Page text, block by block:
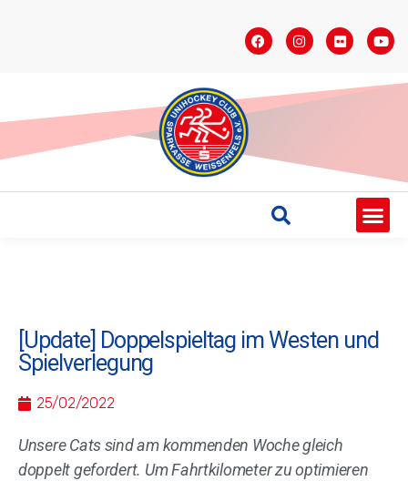
[Update] Doppelspieltag im Westen und
Spielverlegung
25/02/2022
Unsere Cats sind am kommenden Woche gleich
doppelt gefordert. Um Fahrtkilometer zu optimieren